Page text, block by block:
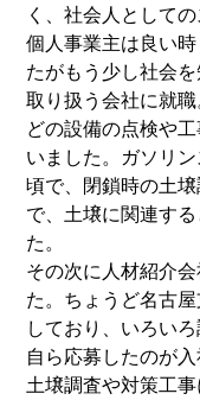
く、社会人として
個人事業主は良い
たがもう少し社会
取り扱う会社に就
どの設備の点検や
いました。ガソリ
頃で、閉鎖時の土
で、土壌に関連す
た。
その次に人材紹介
た。ちょうど名古
しており、いろい
自ら応募したのが入
土壌調査や対策工